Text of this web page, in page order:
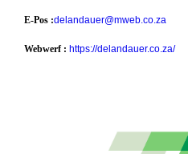
E-Pos :delandauer@mweb.co.za
Webwerf : https://delandauer.co.za/